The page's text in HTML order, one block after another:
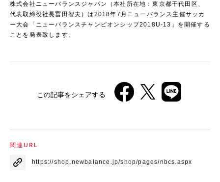
株式会社ニューバランスジャパン（本社所在地：東京都千代田区、
代表取締役社長冨田智夫）は2018年7月ニューバランス主催サッカ
ー大会「ニューバランスチャンピオンシップ2018U-13」を開催する
ことを発表致します。
この記事をシェアする
関連URL
https://shop.newbalance.jp/shop/pages/nbcs.aspx